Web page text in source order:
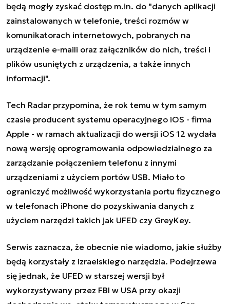
będą mogły zyskać dostęp m.in. do "danych aplikacji
zainstalowanych w telefonie, treści rozmów w
komunikatorach internetowych, pobranych na
urządzenie e-maili oraz załączników do nich, treści i
plików usuniętych z urządzenia, a także innych
informacji".
Tech Radar przypomina, że rok temu w tym samym
czasie producent systemu operacyjnego iOS - firma
Apple - w ramach aktualizacji do wersji iOS 12 wydała
nową wersję oprogramowania odpowiedzialnego za
zarządzanie połączeniem telefonu z innymi
urządzeniami z użyciem portów USB. Miało to
ograniczyć możliwość wykorzystania portu fizycznego
w telefonach iPhone do pozyskiwania danych z
użyciem narzędzi takich jak UFED czy GreyKey.
Serwis zaznacza, że obecnie nie wiadomo, jakie służby
będą korzystały z izraelskiego narzędzia. Podejrzewa
się jednak, że UFED w starszej wersji był
wykorzystywany przez FBI w USA przy okazji